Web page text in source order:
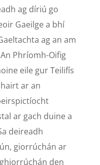
ag díriú go
Gaeilge a bhí
ag an am
Phríomh-Oifig
eile gur Teilifís
ar an
ar gach duine a
deireadh
giorrúchán ar
ghiorrúchán den